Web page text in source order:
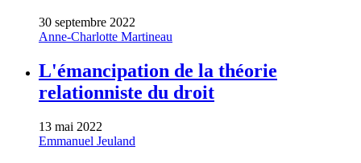
30 septembre 2022
Anne-Charlotte Martineau
L'émancipation de la théorie
relationniste du droit
13 mai 2022
Emmanuel Jeuland